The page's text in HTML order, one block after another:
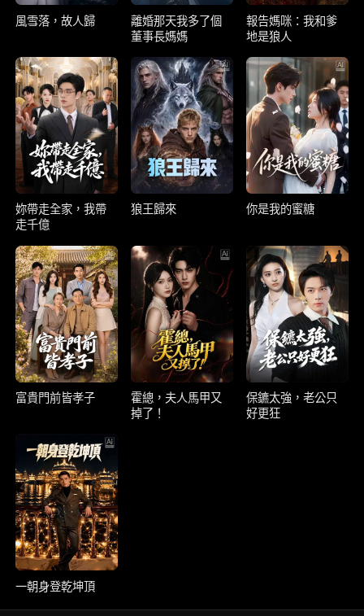
風雪落，故人歸
離婚那天我多了個
董事長媽媽
報告媽咪：我和爹
地是狼人
妳帶走全家，我帶
走千億
狼王歸來 你是我的蜜糖
富貴門前皆孝子
霍總，夫人馬甲又
掉了！
保鑣太強，老公只
好更狂
一朝身登乾坤頂